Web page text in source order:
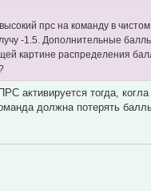
прс на команду в
-1.5. Дополнительные
картине распределения
активируется тогда,
должна потерять